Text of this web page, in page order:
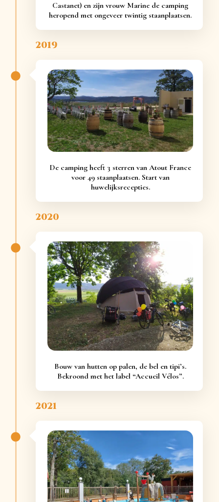
Castanet) en zijn vrouw Marine de camping
heropend met ongeveer twintig staanplaatsen.
2019
De camping heeft 3 sterren van Atout France
voor 49 staanplaatsen. Start van
huwelijksrecepties.
2020
Bouw van hutten op palen, de bel en tipi’s.
Bekroond met het label “Accueil Vélos”.
2021